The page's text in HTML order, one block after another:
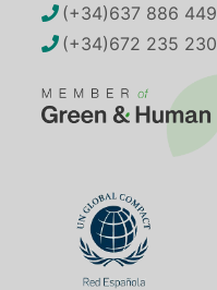
(+34)637 886 449
(+34)672 235 230